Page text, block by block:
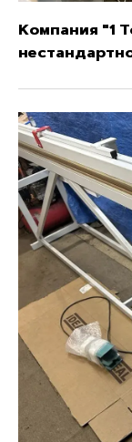
Компания "1